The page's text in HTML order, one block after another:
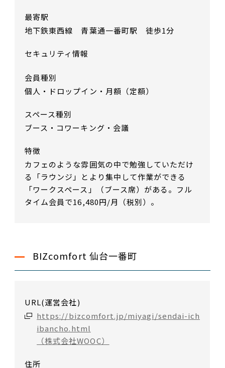
最寄駅
地下鉄東西線 青葉通一番町駅 徒歩1分
セキュリティ情報
会員種別
個人・ドロップイン・月額（定額）
スペース種別
ブース・コワーキング・会議
特徴
カフェのような雰囲気の中で勉強していただけ
る「ラウンジ」とより集中して作業ができる
「ワークスペース」（ブース席）がある。フル
タイム会員で16,480円/月（税別）。
BIZcomfort 仙台一番町
URL(運営会社)
https://bizcomfort.jp/miyagi/sendai-ich
ibancho.html
（株式会社WOOC）
住所